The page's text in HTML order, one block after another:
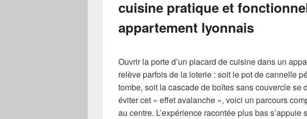
cuisine pratique et
appartement lyonnais
Ouvrir la porte d’un placard de cuisine dans un
relève parfois de la loterie : soit le pot de cannelle
tombe, soit la cascade de boîtes sans couvercle se
éviter cet « effet avalanche », voici un parcours
au centre. L’expérience racontée plus bas s’appuie